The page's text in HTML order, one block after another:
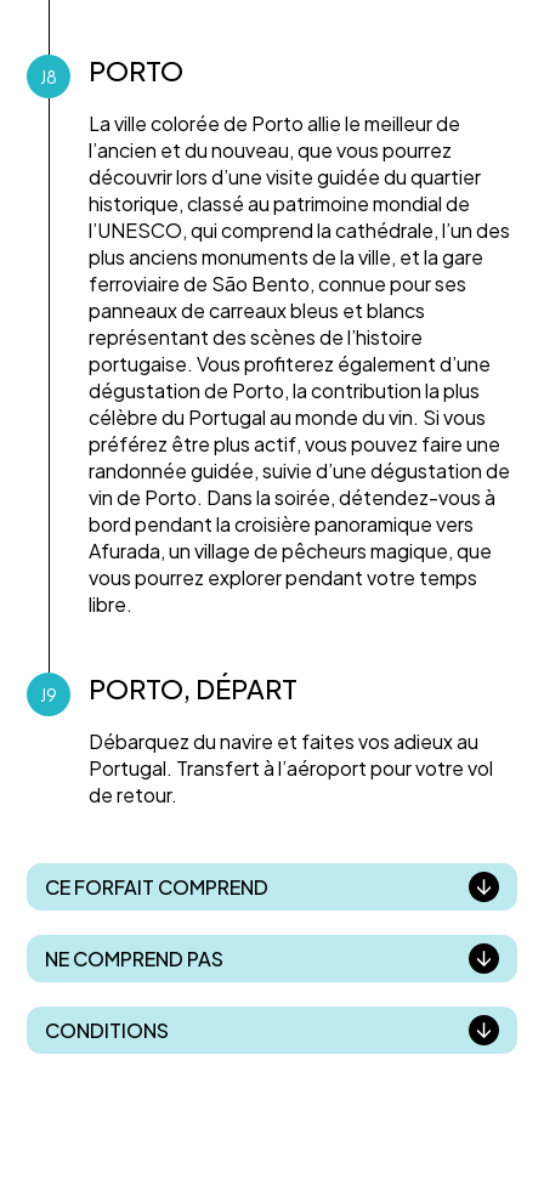
J8 PORTO
La ville colorée de Porto allie le meilleur de
l’ancien et du nouveau, que vous pourrez
découvrir lors d’une visite guidée du quartier
historique, classé au patrimoine mondial de
l’UNESCO, qui comprend la cathédrale, l’un des
plus anciens monuments de la ville, et la gare
ferroviaire de São Bento, connue pour ses
panneaux de carreaux bleus et blancs
représentant des scènes de l’histoire
portugaise. Vous profiterez également d’une
dégustation de Porto, la contribution la plus
célèbre du Portugal au monde du vin. Si vous
préférez être plus actif, vous pouvez faire une
randonnée guidée, suivie d’une dégustation de
vin de Porto. Dans la soirée, détendez-vous à
bord pendant la croisière panoramique vers
Afurada, un village de pêcheurs magique, que
vous pourrez explorer pendant votre temps
libre.
J9 PORTO, DÉPART
Débarquez du navire et faites vos adieux au
Portugal. Transfert à l’aéroport pour votre vol
de retour.
CE FORFAIT COMPREND
NE COMPREND PAS
CONDITIONS